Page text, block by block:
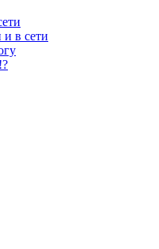
в сети